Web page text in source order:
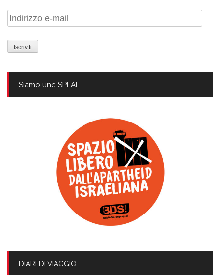
Indirizzo
e-
mail
Siamo uno SPLAI
DIARI DI VIAGGIO